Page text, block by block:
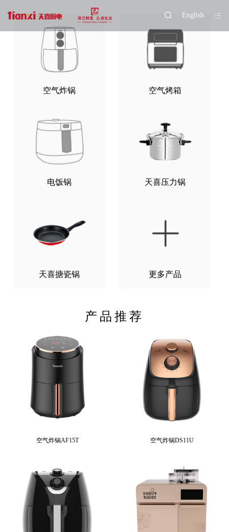
English
空气炸锅 空气烤箱
电饭锅 天喜压力锅
天喜搪瓷锅 更多产品
产品推荐
空气炸锅AF15T 空气炸锅DS11U